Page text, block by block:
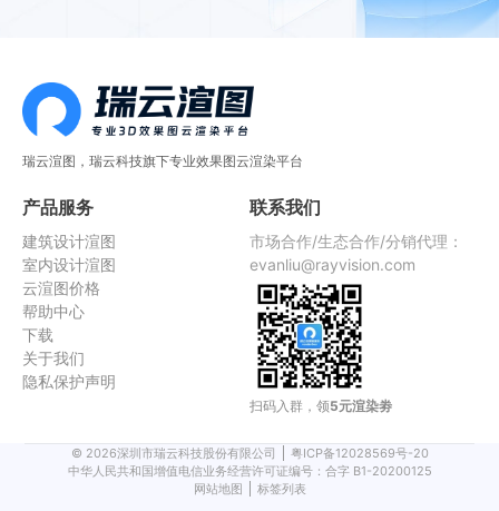
瑞云渲图，瑞云科技旗下专业效果图云渲染平台
产品服务
建筑设计渲图
室内设计渲图
云渲图价格
帮助中心
下载
关于我们
隐私保护声明
联系我们
市场合作/生态合作/分销代理：
evanliu@rayvision.com
扫码入群，领5元渲染劵
© 2026深圳市瑞云科技股份有限公司
粤ICP备12028569号-20
中华人民共和国增值电信业务经营许可证编号：合字 B1-20200125
网站地图
标签列表